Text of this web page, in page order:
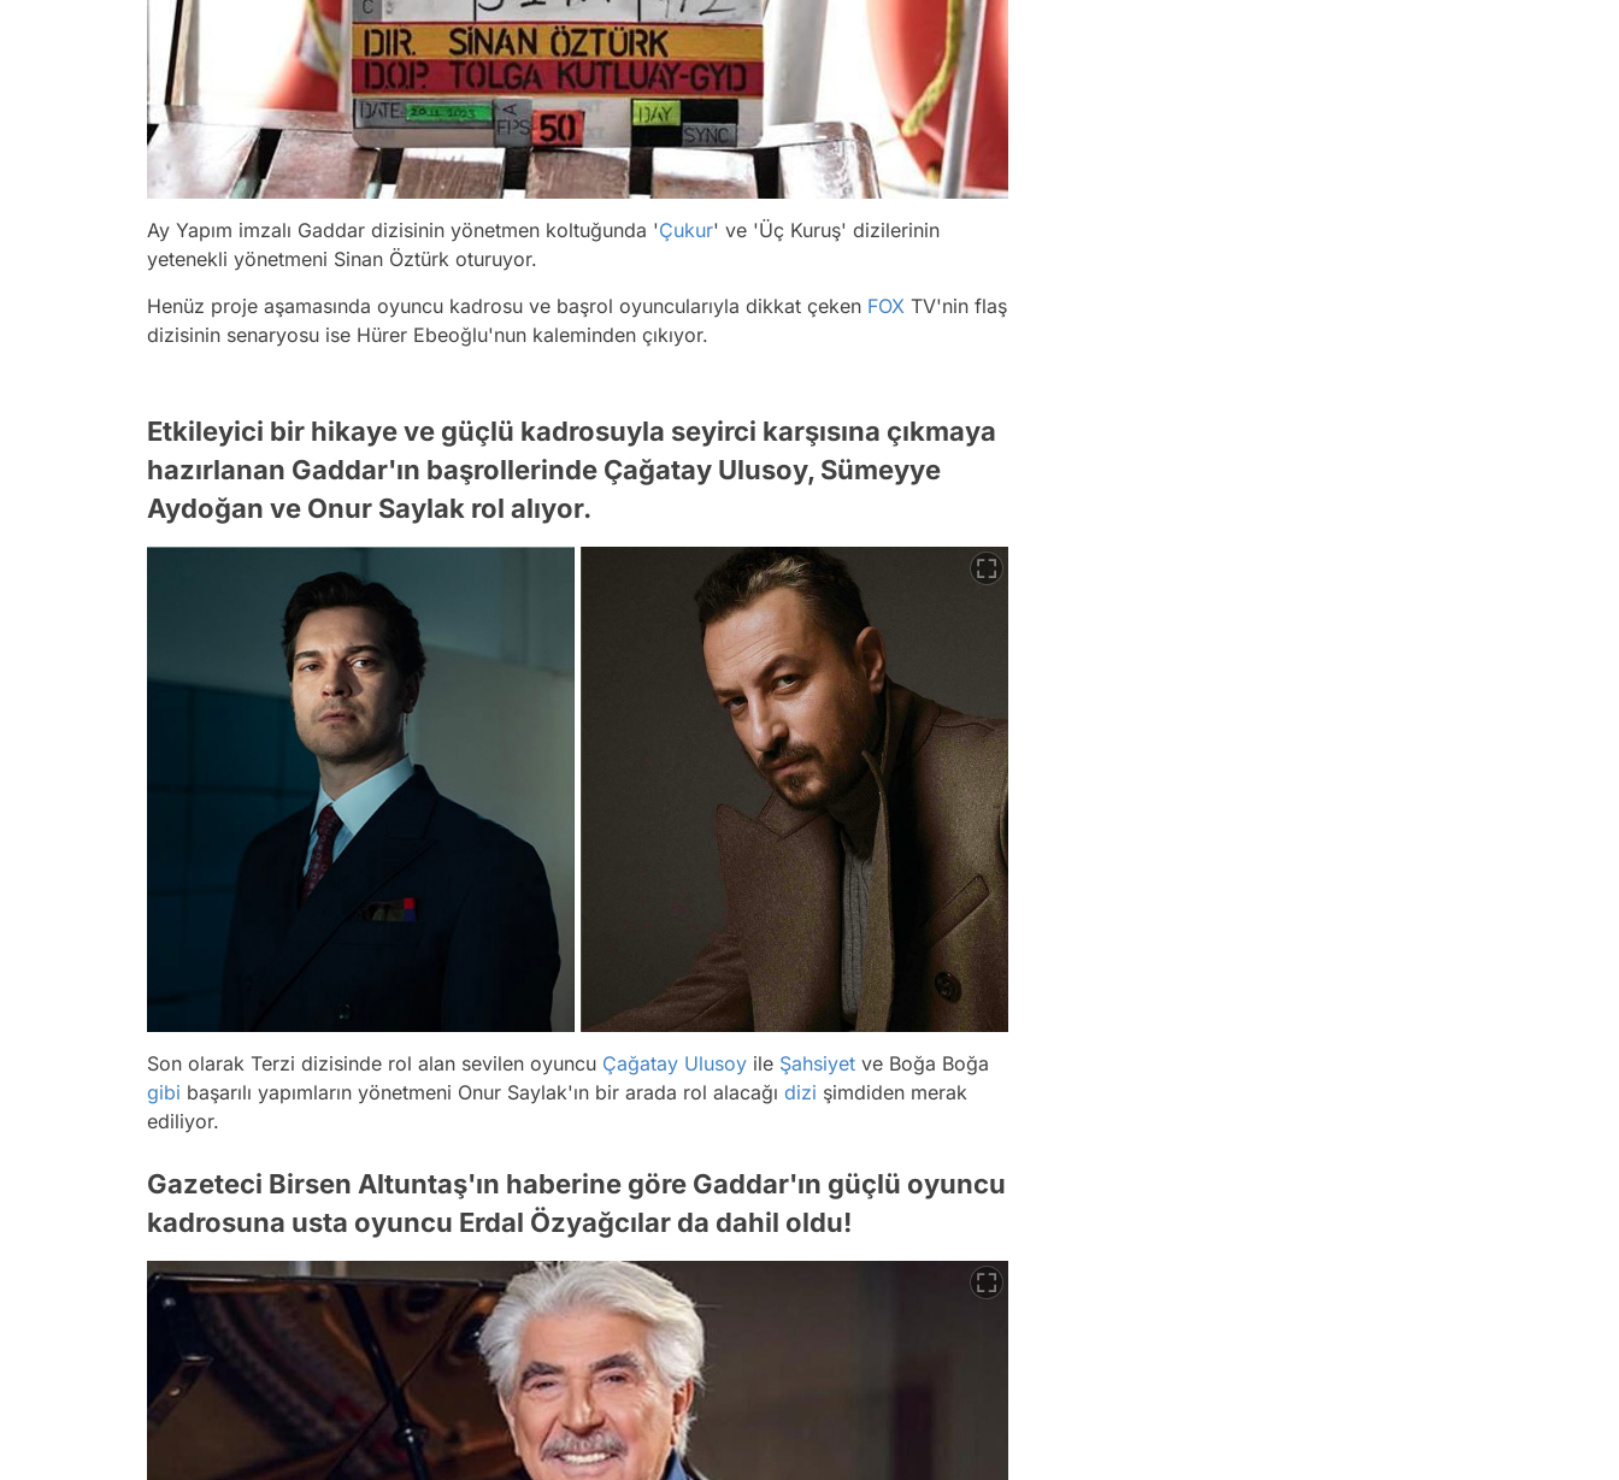
Ay Yapım imzalı Gaddar dizisinin yönetmen koltuğunda 'Çukur' ve 'Üç Kuruş' dizilerinin
yetenekli yönetmeni Sinan Öztürk oturuyor.
Henüz proje aşamasında oyuncu kadrosu ve başrol oyuncularıyla dikkat çeken FOX TV'nin flaş
dizisinin senaryosu ise Hürer Ebeoğlu'nun kaleminden çıkıyor.
Etkileyici bir hikaye ve güçlü kadrosuyla seyirci karşısına çıkmaya
hazırlanan Gaddar'ın başrollerinde Çağatay Ulusoy, Sümeyye
Aydoğan ve Onur Saylak rol alıyor.
Son olarak Terzi dizisinde rol alan sevilen oyuncu Çağatay Ulusoy ile Şahsiyet ve Boğa Boğa
gibi başarılı yapımların yönetmeni Onur Saylak'ın bir arada rol alacağı dizi şimdiden merak
ediliyor.
Gazeteci Birsen Altuntaş'ın haberine göre Gaddar'ın güçlü oyuncu
kadrosuna usta oyuncu Erdal Özyağcılar da dahil oldu!